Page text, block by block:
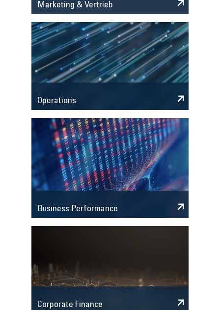
Marketing & Vertrieb
Operations
Business Performance
Corporate Finance